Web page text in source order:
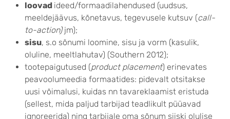
loovad ideed/formaadilahendused (uudsus,
meeldejäävus, kõnetavus, tegevusele kutsuv (call-
to-action)jm);
sisu, s.o sõnumi loomine, sisu ja vorm (kasulik,
oluline, meeltlahutav) (Southern 2012);
tootepaigutused (product placement) erinevates
peavoolumeedia formaatides: pidevalt otsitakse
uusi võimalusi, kuidas nn tavareklaamist eristuda
(sellest, mida paljud tarbijad teadlikult püüavad
ignoreerida) ning tarbijale oma sõnum siiski olulise